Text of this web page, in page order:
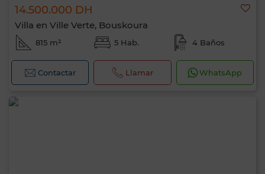
14.500.000 DH
Villa en Ville Verte, Bouskoura
815 m² 5 Hab. 4 Baños
Contactar Llamar WhatsApp